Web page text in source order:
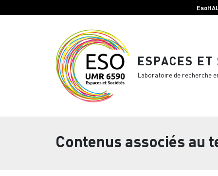
ESPACES ET
Laboratoire de recherche
Contenus associés au